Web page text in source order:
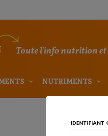
Toute l'info nutrition et
NUTRIMENTS
IDENTIFIANT